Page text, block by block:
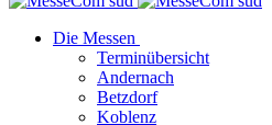
Die Messen
Terminübersicht
Andernach
Betzdorf
Koblenz